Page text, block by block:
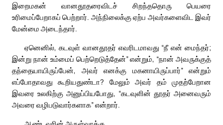
இறைமகன் வானதூதரைவிடச் சிறந்ததொரு பெயரை
உரிமைப்பேறாகப் பெற்றார். அந்நிலைக்கு ஏற்ப அவர்களைவிட இவர்
மேன்மை அடைந்தார்.
ஏனெனில், கடவுள் வானதூதர் எவரிடமாவது “நீ என் மைந்தர்;
இன்று நான் உம்மைப் பெற்றெடுத்தேன்” என்றும், “நான் அவருக்குத்
தந்தையாயிருப்பேன், அவர் எனக்கு மகனாயிருப்பார்” என்றும்
எப்போதாவது கூறியதுண்டா? மேலும் அவர் தம் முதற்பேறான
இவரை உலகிற்கு அனுப்பியபோது, “கடவுளின் தூதர் அனைவரும்
அவரை வழிபடுவார்களாக” என்றார்.